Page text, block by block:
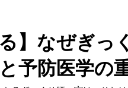
】なぜぎっ
予防医学の